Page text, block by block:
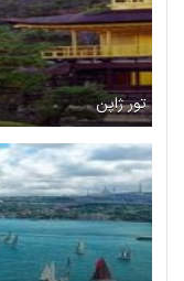
تور ژاپن